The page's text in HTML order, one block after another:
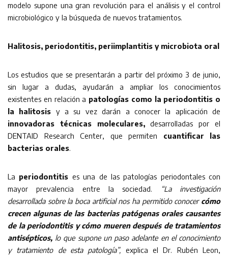
modelo supone una gran revolución para el análisis y el control
microbiológico y la búsqueda de nuevos tratamientos.
Halitosis, periodontitis, periimplantitis y microbiota oral
Los estudios que se presentarán a partir del próximo 3 de junio,
sin lugar a dudas, ayudarán a ampliar los conocimientos
existentes en relación a patologías como la periodontitis o
la halitosis y a su vez darán a conocer la aplicación de
innovadoras técnicas moleculares,desarrolladas por el
DENTAID Research Center, que permiten cuantificar las
bacterias orales.
La periodontitis es una de las patologías periodontales con
mayor prevalencia entre la sociedad.
“La investigación
desarrollada sobre la boca artificial nos ha permitido conocercómo
crecen algunas de las bacterias patógenas orales causantes
de la periodontitis y cómo mueren después de tratamientos
antisépticos, lo que supone un paso adelante en el conocimiento
y tratamiento de esta patología”, explica el Dr. Rubén Leon,